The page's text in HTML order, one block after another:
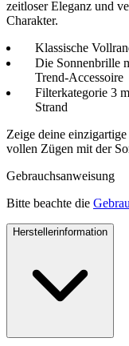
zeitloser Eleganz und
Charakter.
Klassische
Die Sonnenbrille
Trend-Accessoire
Filterkategorie 3
Strand
Zeige deine
vollen Zügen mit der
Gebrauchsanweisung
Bitte beachte die
Herstellerinformation